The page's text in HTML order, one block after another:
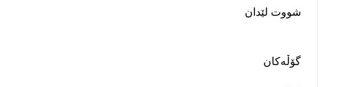
شووت لێدان
گۆڵەکان